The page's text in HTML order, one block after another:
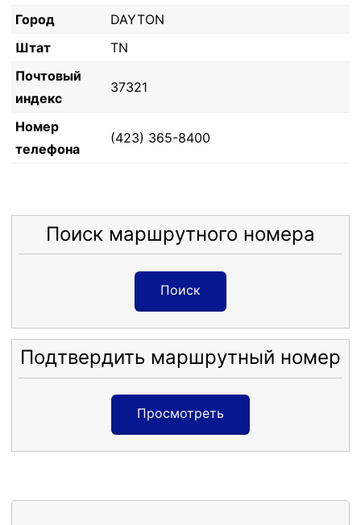
Город
DAYTON
Штат
TN
Почтовый
индекс
37321
Номер
телефона
(423) 365-8400
Поиск маршрутного номера
Поиск
Подтвердить маршрутный номер
Просмотреть